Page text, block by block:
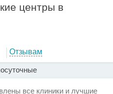
центры в
Отзывам
все клиники и лучшие